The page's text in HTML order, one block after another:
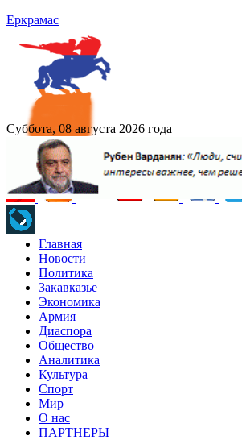
Еркрамас
Суббота, 08 августа 2026 года
Главная
Новости
Политика
Закавказье
Экономика
Армия
Диаспора
Общество
Аналитика
Культура
Спорт
Мир
О нас
ПАРТНЕРЫ